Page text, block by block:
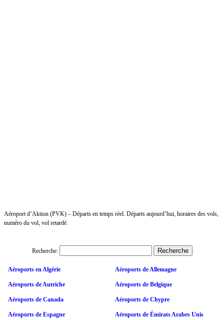
Aéroport d’Aktion (PVK) – Départs en temps réel. Départs aujourd’hui, horaires des vols,
numéro du vol, vol retardé.
Recherche:
Aéroports en Algérie Aéroports de Allemagne
Aéroports de Autriche Aéroports de Belgique
Aéroports de Canada Aéroports de Chypre
Aéroports de Espagne Aéroports de Émirats Arabes Unis